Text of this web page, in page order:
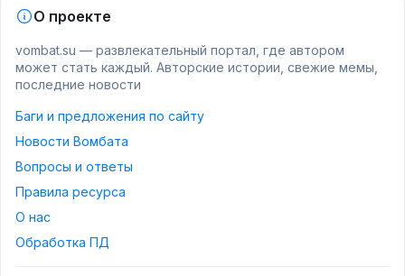
О проекте
vombat.su — развлекательный портал, где автором
может стать каждый. Авторские истории, свежие мемы,
последние новости
Баги и предложения по сайту
Новости Вомбата
Вопросы и ответы
Правила ресурса
О нас
Обработка ПД